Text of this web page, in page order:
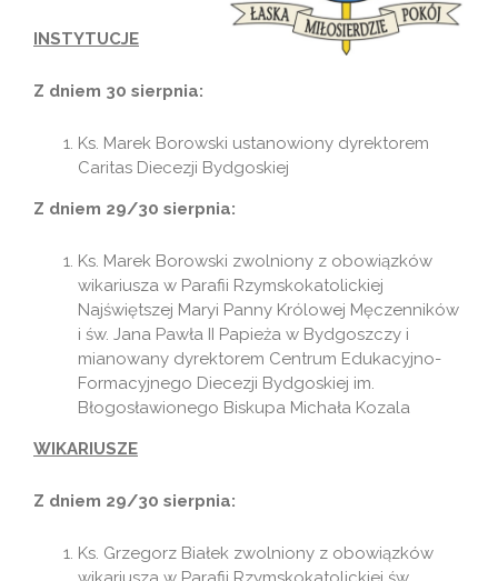
INSTYTUCJE
Z dniem 30 sierpnia:
Ks. Marek Borowski ustanowiony dyrektorem
Caritas Diecezji Bydgoskiej
Z dniem 29/30 sierpnia:
Ks. Marek Borowski zwolniony z obowiązków
wikariusza w Parafii Rzymskokatolickiej
Najświętszej Maryi Panny Królowej Męczenników
i św. Jana Pawła II Papieża w Bydgoszczy i
mianowany dyrektorem Centrum Edukacyjno-
Formacyjnego Diecezji Bydgoskiej im.
Błogosławionego Biskupa Michała Kozala
WIKARIUSZE
Z dniem 29/30 sierpnia:
Ks. Grzegorz Białek zwolniony z obowiązków